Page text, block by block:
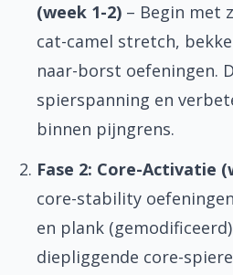
(week 1-2) – Begin met
cat-camel stretch,
naar-borst oefeningen.
spierspanning en
binnen pijngrens.
Fase 2: Core-Activatie
core-stability
en plank
diepliggende core-